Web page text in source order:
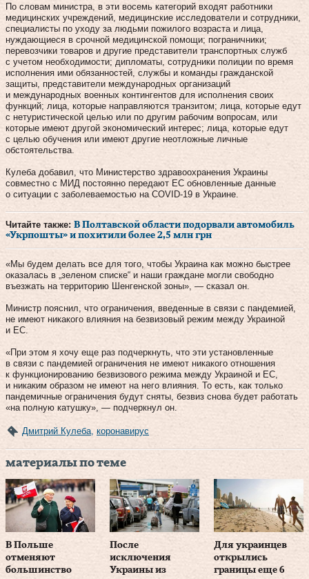
По словам министра, в эти восемь категорий входят работники
медицинских учреждений, медицинские исследователи и сотрудники,
специалисты по уходу за людьми пожилого возраста и лица,
нуждающиеся в срочной медицинской помощи; пограничники;
перевозчики товаров и другие представители транспортных служб
с учетом необходимости; дипломаты, сотрудники полиции по время
исполнения ими обязанностей, службы и команды гражданской
защиты, представители международных организаций
и международных военных контингентов для исполнения своих
функций; лица, которые направляются транзитом; лица, которые едут
с нетуристической целью или по другим рабочим вопросам, или
которые имеют другой экономический интерес; лица, которые едут
с целью обучения или имеют другие неотложные личные
обстоятельства.
Кулеба добавил, что Министерство здравоохранения Украины
совместно с МИД постоянно передают ЕС обновленные данные
о ситуации с заболеваемостью на COVID-19 в Украине.
Читайте также: В Полтавской области подорвали автомобиль
«Укрпошты» и похитили более 2,5 млн грн
«Мы будем делать все для того, чтобы Украина как можно быстрее
оказалась в „зеленом списке“ и наши граждане могли свободно
въезжать на территорию Шенгенской зоны», — сказал он.
Министр пояснил, что ограничения, введенные в связи с пандемией,
не имеют никакого влияния на безвизовый режим между Украиной
и ЕС.
«При этом я хочу еще раз подчеркнуть, что эти установленные
в связи с пандемией ограничения не имеют никакого отношения
к функционированию безвизового режима между Украиной и ЕС,
и никаким образом не имеют на него влияния. То есть, как только
пандемичные ограничения будут сняты, безвиз снова будет работать
«на полную катушку», — подчеркнул он.
Дмитрий Кулеба коронавирус
материалы по теме
В Польше
отменяют
большинство
После
исключения
Украины из
Для украинцев
открылись
границы еще 6